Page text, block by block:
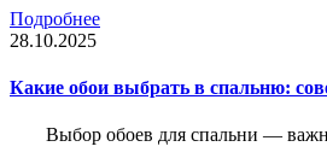
Подробнее
28.10.2025
Какие обои выбрать в спальню:
Выбор обоев для спальни —